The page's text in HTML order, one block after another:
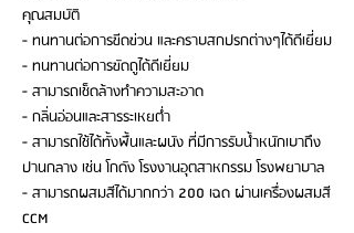
คุณสมบัติ
- ทนทานต่อการขีดข่วน และคราบสกปรกต่างๆได้ดีเยี่ยม
- ทนทานต่อการขัดถูได้ดีเยี่ยม
- สามารถเช็ดล้างทำความสะอาด
- กลิ่นอ่อนและสารระเหยต่ำ
- สามารถใช้ได้ทั้งพื้นและผนัง ที่มีการรับน้ำหนักเบาถึง
ปานกลาง เช่น โกดัง โรงงานอุตสาหกรรม โรงพยาบาล
- สามารถผสมสีได้มากกว่า 200 เฉด ผ่านเครื่องผสมสี
CCM